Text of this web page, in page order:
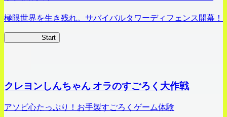
極限世界を生き残れ。サバイバルタワーディフェンス開幕！
Start
クレヨンしんちゃん オラのすごろく大作戦
アソビ心たっぷり！お手製すごろくゲーム体験